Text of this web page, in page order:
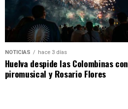
NOTICIAS hace 3 días
Huelva despide las Colombinas con
piromusical y Rosario Flores